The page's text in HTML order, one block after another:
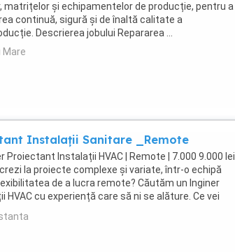
matrițelor și echipamentelor de producție, pentru a
continuă, sigură și de înaltă calitate a
Descrierea jobului Repararea ...
Mare
Instalații Sanitare _Remote
Proiectant Instalații HVAC | Remote | 7.000 9.000 lei
la proiecte complexe și variate, într-o echipă
de a lucra remote? Căutăm un Inginer
HVAC cu experiență care să ni se alăture. Ce vei